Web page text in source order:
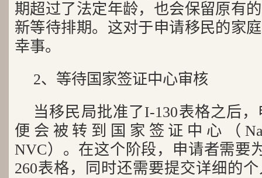
期超过了法定年龄，也会保留原有
新等待排期。这对于申请移民的家
幸事。
2、等待国家签证中心审核
当移民局批准了I-130表格之后
便会被转到国家签证中心（
NVC）。在这个阶段，申请者需要
260表格，同时还需要提交详细的